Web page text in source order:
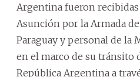
Argentina fueron
Asunción por la Armada
Paraguay y personal de la
en el marco de su tránsito
República Argentina a